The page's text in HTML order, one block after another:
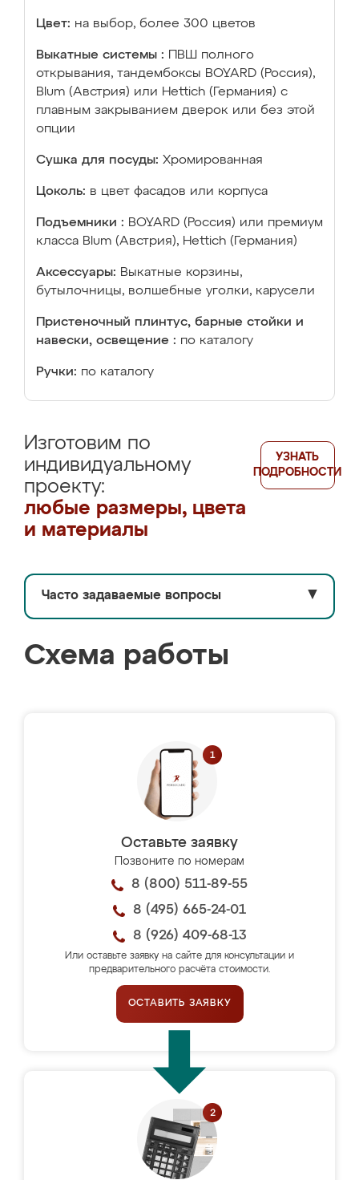
Цвет: на выбор, более 300 цветов
Выкатные системы :
ПВШ полного
открывания, тандембоксы BOYARD (Россия),
Blum (Австрия) или Hettich (Германия) с
плавным закрыванием дверок или без этой
опции
Сушка для посуды: Хромированная
Цоколь: в цвет фасадов или корпуса
Подъемники : BOYARD (Россия) или премиум
класса Blum (Австрия), Hettich (Германия)
Аксессуары: Выкатные корзины,
бутылочницы, волшебные уголки, карусели
Пристеночный плинтус, барные стойки и
навески, освещение : по каталогу
Ручки: по каталогу
Изготовим по
индивидуальному
проекту:
любые размеры, цвета
и материалы
УЗНАТЬ
ПОДРОБНОСТИ
Часто задаваемые вопросы ▼
Схема работы
Оставьте заявку
Позвоните по номерам
8 (800) 511-89-55
8 (495) 665-24-01
8 (926) 409-68-13
Или оставьте заявку на сайте для консультации и
предварительного расчёта стоимости.
ОСТАВИТЬ ЗАЯВКУ